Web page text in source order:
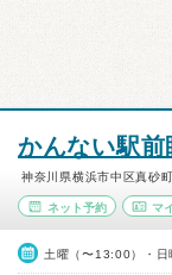
かんない駅前
神奈川県横浜市中区真砂
ネット予約 マ
土曜（〜13:00）・日